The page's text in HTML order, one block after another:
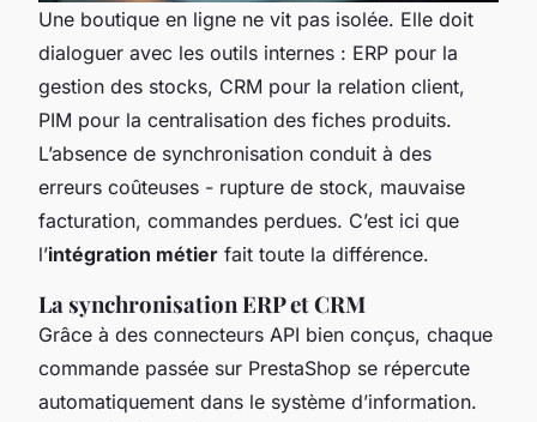
Une boutique en ligne ne vit pas isolée. Elle doit
dialoguer avec les outils internes : ERP pour la
gestion des stocks, CRM pour la relation client,
PIM pour la centralisation des fiches produits.
L’absence de synchronisation conduit à des
erreurs coûteuses - rupture de stock, mauvaise
facturation, commandes perdues. C’est ici que
l’intégration métier fait toute la différence.
La synchronisation ERP et CRM
Grâce à des connecteurs API bien conçus, chaque
commande passée sur PrestaShop se répercute
automatiquement dans le système d’information.